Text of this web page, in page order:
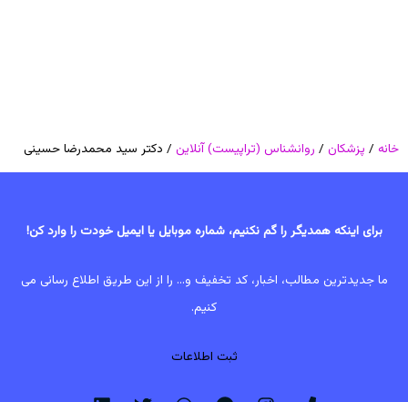
خانه / پزشکان / روانشناس (تراپیست) آنلاین / دکتر سید محمدرضا حسینی
برای اینکه همدیگر را گم نکنیم، شماره موبایل یا ایمیل خودت را وارد کن!
ما جدیدترین مطالب، اخبار، کد تخفیف و... را از این طریق اطلاع رسانی می
کنیم.
ثبت اطلاعات